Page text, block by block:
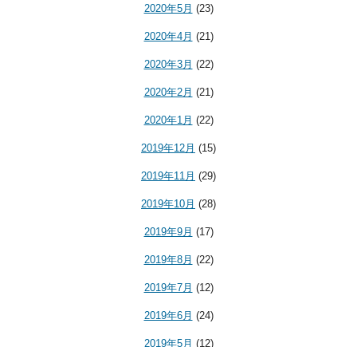
2020年5月 (23)
2020年4月 (21)
2020年3月 (22)
2020年2月 (21)
2020年1月 (22)
2019年12月 (15)
2019年11月 (29)
2019年10月 (28)
2019年9月 (17)
2019年8月 (22)
2019年7月 (12)
2019年6月 (24)
2019年5月 (12)